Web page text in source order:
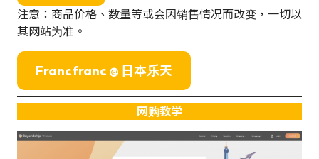
注意：商品价格、数量等或会因销售情况而改变，一切以
其网站为准。
Francfranc @ 日本乐天
网购教学